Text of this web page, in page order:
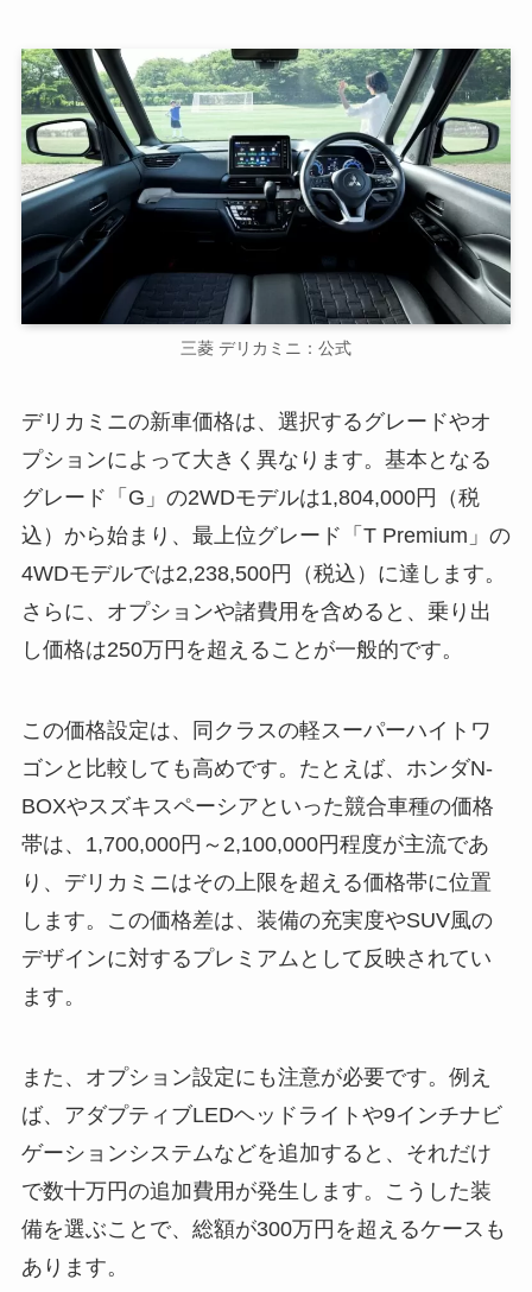
三菱 デリカミニ：公式
デリカミニの新車価格は、選択するグレードやオ
プションによって大きく異なります。基本となる
グレード「G」の2WDモデルは1,804,000円（税
込）から始まり、最上位グレード「T Premium」の
4WDモデルでは2,238,500円（税込）に達します。
さらに、オプションや諸費用を含めると、乗り出
し価格は250万円を超えることが一般的です。
この価格設定は、同クラスの軽スーパーハイトワ
ゴンと比較しても高めです。たとえば、ホンダN-
BOXやスズキスペーシアといった競合車種の価格
帯は、1,700,000円～2,100,000円程度が主流であ
り、デリカミニはその上限を超える価格帯に位置
します。この価格差は、装備の充実度やSUV風の
デザインに対するプレミアムとして反映されてい
ます。
また、オプション設定にも注意が必要です。例え
ば、アダプティブLEDヘッドライトや9インチナビ
ゲーションシステムなどを追加すると、それだけ
で数十万円の追加費用が発生します。こうした装
備を選ぶことで、総額が300万円を超えるケースも
あります。